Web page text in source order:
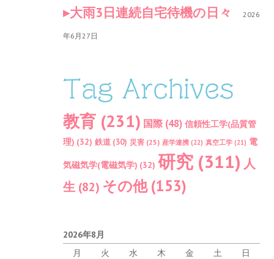
大雨3日連続自宅待機の日々 2026
年6月27日
Tag Archives
教育 (231) 国際 (48) 信頼性工学(品質管
理) (32) 鉄道 (30) 災害 (25) 産学連携 (22) 真空工学 (21) 電
気磁気学(電磁気学) (32) 研究 (311) 人
生 (82) その他(153)
2026年8月
月
火 水 木 金 土
日